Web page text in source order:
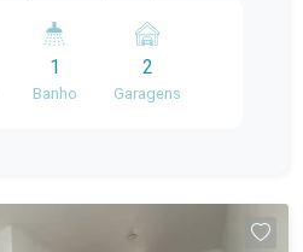
você estará a poucos
como
lojas e escolas. A
um ambiente
é ideal para receber
1
Banho
2
Garagens